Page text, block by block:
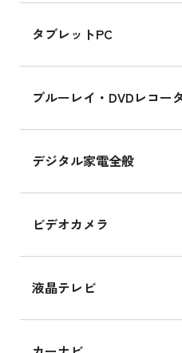
タブレットPC
ブルーレイ・DVDレコー
デジタル家電全般
ビデオカメラ
液晶テレビ
iPad mini 8.3イン
iPhone 16 シリーズ
iPhone 16 の新品買
iPad Air 11インチ シ
iPad Air 11インチ
iPhone 15 128GB
iPhone 15 128GB